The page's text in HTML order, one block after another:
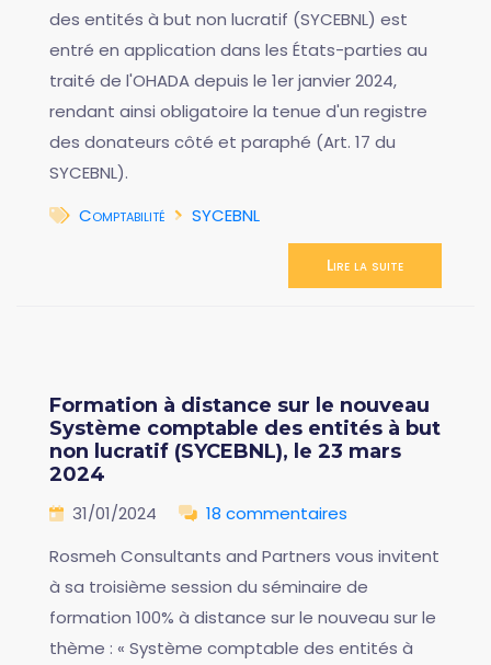
des entités à but non lucratif (SYCEBNL) est
entré en application dans les États-parties au
traité de l'OHADA depuis le 1er janvier 2024,
rendant ainsi obligatoire la tenue d'un registre
des donateurs côté et paraphé (Art. 17 du
SYCEBNL).
Comptabilité
SYCEBNL
Lire la suite
Formation à distance sur le nouveau
Système comptable des entités à but
non lucratif (SYCEBNL), le 23 mars
2024
31/01/2024
18 commentaires
Rosmeh Consultants and Partners vous invitent
à sa troisième session du séminaire de
formation 100% à distance sur le nouveau sur le
thème : « Système comptable des entités à